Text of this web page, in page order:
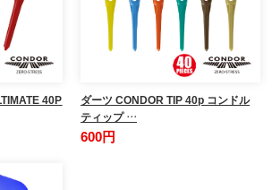
40P
ダーツ CONDOR TIP 40p コンドル
ティップ …
600円